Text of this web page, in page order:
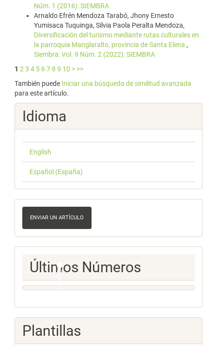
Núm. 1 (2016): SIEMBRA
Arnaldo Efrén Mendoza Tarabó, Jhony Ernesto
Yumisaca Tuquinga, Silvia Paola Peralta Mendoza,
Diversificación del turismo mediante rutas culturales en
la parroquia Manglaralto, provincia de Santa Elena ,
Siembra: Vol. 9 Núm. 2 (2022): SIEMBRA
1 23 4 5 678 9 10 > >>
También puede Iniciar una búsqueda de similitud avanzada
para este artículo.
Idioma
English
Español (España)
Enviar
un
artículo
ENVIAR UN ARTÍCULO
Ultimos
Numeros
Últimos Números
Plantillas